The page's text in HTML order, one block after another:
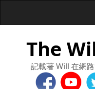
The
記載著 Will 在網